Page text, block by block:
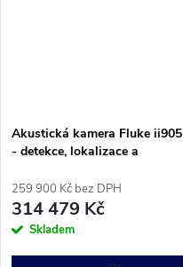
Akustická kamera Fluke ii905
- detekce, lokalizace a
DEMO přístroj
259 900 Kč bez DPH
314 479 Kč
Skladem